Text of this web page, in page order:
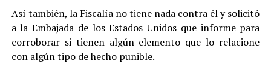
Así también, la Fiscalía no tiene nada contra él y solicitó
a la Embajada de los Estados Unidos que informe para
corroborar si tienen algún elemento que lo relacione
con algún tipo de hecho punible.